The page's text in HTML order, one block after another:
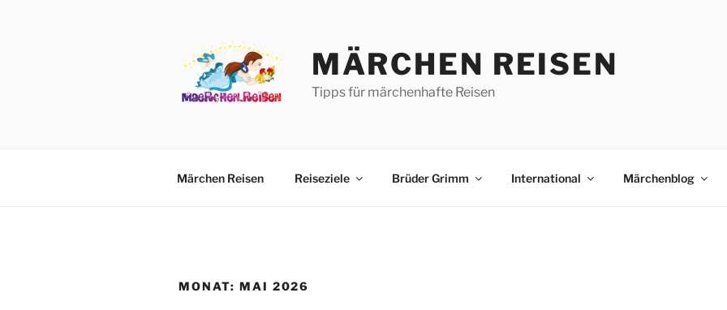
MÄRCHEN REISEN
Tipps für märchenhafte Reisen
Märchen Reisen Reiseziele Brüder Grimm International Märchenblog
MONAT: MAI 2026